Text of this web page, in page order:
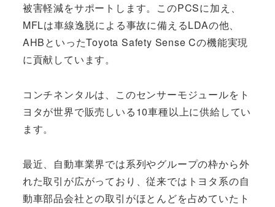
被害軽減をサポートします。このPCSに加え、
MFLは車線逸脱による事故に備えるLDAの他、
AHBといったToyota Safety Sense Cの機能実現
に貢献しています。
コンチネンタルは、このセンサーモジュールをト
ヨタが世界で販売しいる10車種以上に供給してい
ます。
最近、自動車業界では系列やグループの枠から外
れた取引が広がっており、従来ではトヨタ系の自
動車部品会社との取引がほとんどを占めていたト